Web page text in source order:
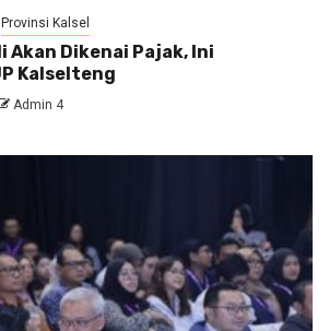
Provinsi Kalsel
Akan Dikenai Pajak, Ini
Kalselteng
Admin 4